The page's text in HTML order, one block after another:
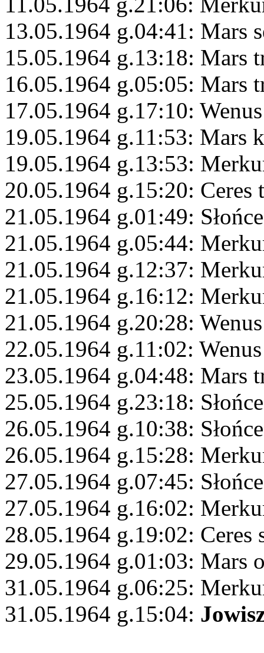
13.05.1964 g.04:41: Mars
15.05.1964 g.13:18: Mars
16.05.1964 g.05:05: Mars
17.05.1964 g.17:10:
19.05.1964 g.11:53: Mars
19.05.1964 g.13:53:
20.05.1964 g.15:20: Ceres
21.05.1964 g.01:49:
21.05.1964 g.05:44:
21.05.1964 g.12:37:
21.05.1964 g.16:12:
21.05.1964 g.20:28:
22.05.1964 g.11:02:
23.05.1964 g.04:48: Mars
25.05.1964 g.23:18:
26.05.1964 g.10:38:
26.05.1964 g.15:28:
27.05.1964 g.07:45:
27.05.1964 g.16:02:
28.05.1964 g.19:02: Ceres
29.05.1964 g.01:03: Mars
31.05.1964 g.06:25:
31.05.1964 g.15:04: